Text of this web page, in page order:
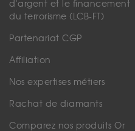
d'argent et le financement
du terrorisme (LCB-FT)
Partenariat CGP
Affiliation
Nos expertises métiers
Rachat de diamants
Comparez nos produits Or